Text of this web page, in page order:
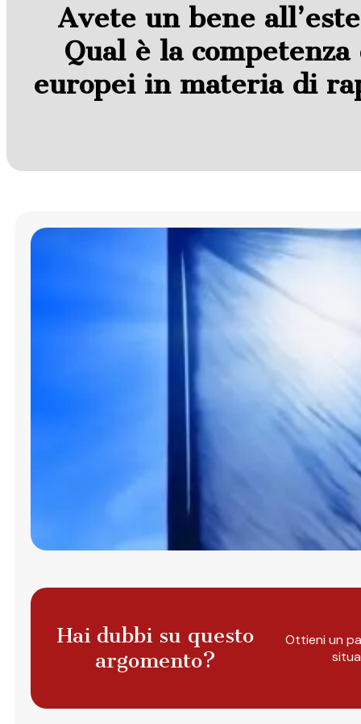
Avete un bene
Qual è la
europei in materia di
Hai dubbi su questo
argomento?
Ottieni un